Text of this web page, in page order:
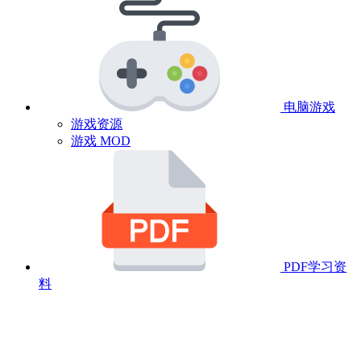
电脑游戏
游戏资源
游戏 MOD
PDF学习资
料